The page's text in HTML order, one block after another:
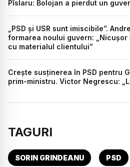
Pîslaru: Bolojan a pierdut un
„PSD și USR sunt imiscibile”.
formarea noului guvern:
cu materialul clientului”
Crește susținerea în PSD pentru
prim-ministru. Victor Negrescu:
TAGURI
SORIN GRINDEANU PSD